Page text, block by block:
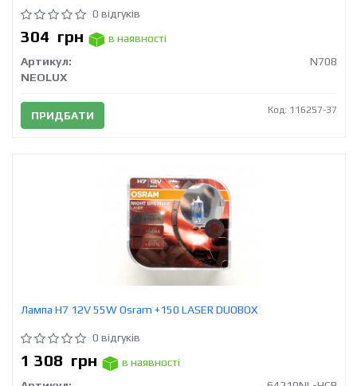
0 відгуків
304 грн
в наявності
Артикул:
N708
NEOLUX
ПРИДБАТИ Код: 116257-37
Лампа H7 12V 55W Osram +150 LASER DUOBOX
0 відгуків
1 308 грн
в наявності